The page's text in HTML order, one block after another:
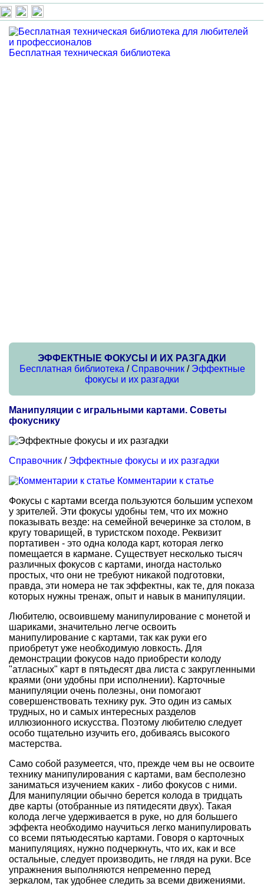
Бесплатная техническая библиотека
ЭФФЕКТНЫЕ ФОКУСЫ И ИХ РАЗГАДКИ
Бесплатная библиотека /Справочник/ Эффектные
фокусы и их разгадки
Манипуляции с игральными картами. Советы
фокуснику
Справочник / Эффектные фокусы и их разгадки
Комментарии к статье
Фокусы с картами всегда пользуются большим успехом
у зрителей. Эти фокусы удобны тем, что их можно
показывать везде: на семейной вечеринке за столом, в
кругу товарищей, в туристском походе. Реквизит
портативен - это одна колода карт, которая легко
помещается в кармане. Существует несколько тысяч
различных фокусов с картами, иногда настолько
простых, что они не требуют никакой подготовки,
правда, эти номера не так эффектны, как те, для показа
которых нужны тренаж, опыт и навык в манипуляции.
Любителю, освоившему манипулирование с монетой и
шариками, значительно легче освоить
манипулирование с картами, так как руки его
приобретут уже необходимую ловкость. Для
демонстрации фокусов надо приобрести колоду
"атласных" карт в пятьдесят два листа с закругленными
краями (они удобны при исполнении). Карточные
манипуляции очень полезны, они помогают
совершенствовать технику рук. Это один из самых
трудных, но и самых интересных разделов
иллюзионного искусства. Поэтому любителю следует
особо тщательно изучить его, добиваясь высокого
мастерства.
Само собой разумеется, что, прежде чем вы не освоите
технику манипулирования с картами, вам бесполезно
заниматься изучением каких - либо фокусов с ними.
Для манипуляции обычно берется колода в тридцать
две карты (отобранные из пятидесяти двух). Такая
колода легче удерживается в руке, но для большего
эффекта необходимо научиться легко манипулировать
со всеми пятьюдесятью картами. Говоря о карточных
манипуляциях, нужно подчеркнуть, что их, как и все
остальные, следует производить, не глядя на руки. Все
упражнения выполняются непременно перед
зеркалом, так удобнее следить за всеми движениями.